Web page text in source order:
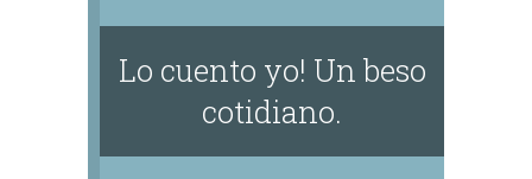
Lo cuento yo! Un beso
cotidiano.